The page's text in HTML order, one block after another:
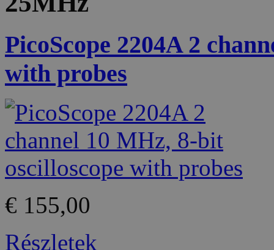
PicoScope 2204A 2
with probes
€ 155,00
Részletek